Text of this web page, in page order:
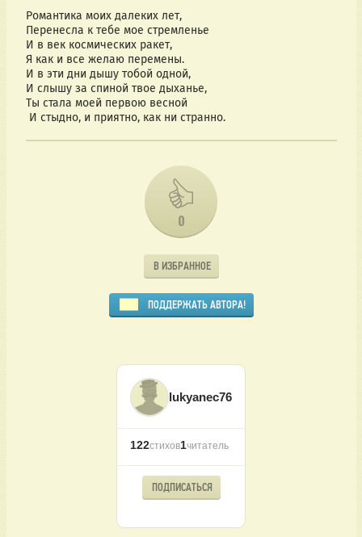
Романтика моих далеких лет,
Перенесла к тебе мое стремленье
И в век космических ракет,
Я как и все желаю перемены.
И в эти дни дышу тобой одной,
И слышу за спиной твое дыханье,
Ты стала моей первою весной
И стыдно, и приятно, как ни странно.
0
В ИЗБРАННОЕ
ПОДДЕРЖАТЬ АВТОРА!
lukyanec76
122стихов1читатель
ПОДПИСАТЬСЯ